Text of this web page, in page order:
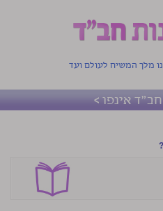
מלך המשיח לעולם ועד
חב"ד אינפו >